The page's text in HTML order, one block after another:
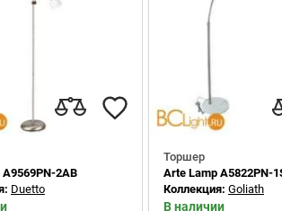
2AB
Duetto
Торшер
Arte Lamp A5822PN-
Коллекция: Goliath
В наличии